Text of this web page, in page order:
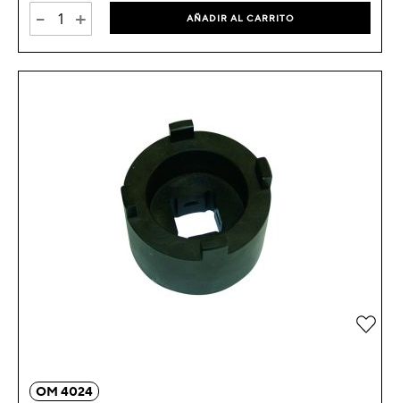
- + AÑADIR AL CARRITO
OM 4024